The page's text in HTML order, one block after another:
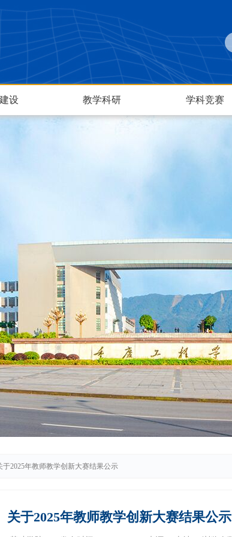
设 教学科研 学科竞赛
于2025年教师教学创新大赛结果公示
关于2025年教师教学创新大赛结果公示